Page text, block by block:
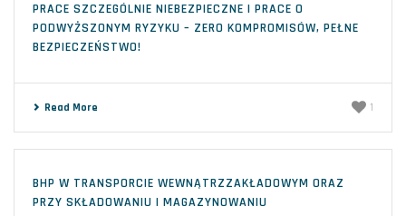
PRACE SZCZEGÓLNIE NIEBEZPIECZNE I PRACE O
PODWYŻSZONYM RYZYKU – ZERO KOMPROMISÓW, PEŁNE
BEZPIECZEŃSTWO!
Read More 1
BHP W TRANSPORCIE WEWNĄTRZZAKŁADOWYM ORAZ
PRZY SKŁADOWANIU I MAGAZYNOWANIU